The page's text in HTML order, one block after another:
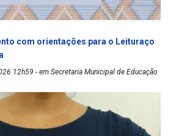
com orientações para o Leituraço
12h59 - em Secretaria Municipal de Educação